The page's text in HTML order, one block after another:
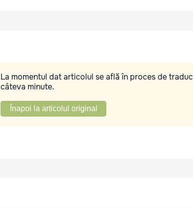
La momentul dat articolul se află în proces de
câteva minute.
Înapoi la articolul original